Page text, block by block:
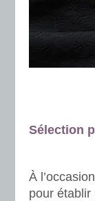
Sélection
À
pour établir